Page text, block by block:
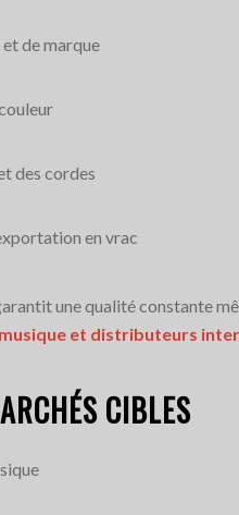
de marque
des cordes
en vrac
une qualité constante
et distributeurs
CIBLES